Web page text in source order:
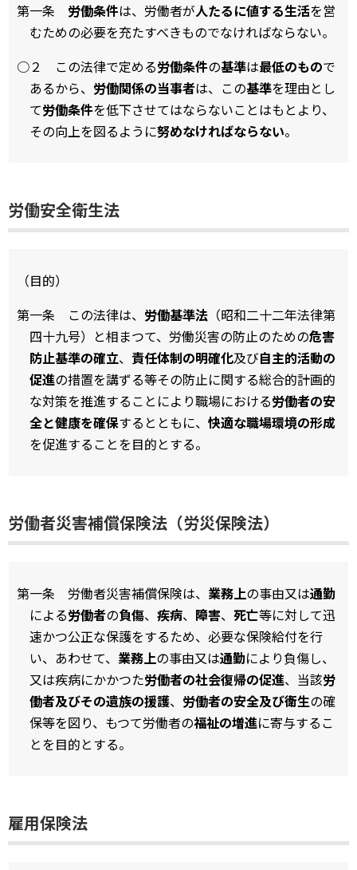
第一条 労働条件は、労働者が人たるに値する生活を営
むための必要を充たすべきものでなければならない。
○２ この法律で定める労働条件の基準は最低のもので
あるから、 労働関係の当事者は、この基準を理由とし
て労働条件を低下させてはならないことはもとより、
その向上を図るように努めなければならない。
労働安全衛生法
（目的）
第一条 この法律は、 労働基準法 （昭和二十二年法律第
四十九号）と相まつて、労働災害の防止のための危害
防止基準の確立、 責任体制の明確化及び自主的活動の
促進の措置を講ずる等その防止に関する総合的計画的
な対策を推進することにより職場における労働者の安
全と健康を確保するとともに、 快適な職場環境の形成
を促進することを目的とする。
労働者災害補償保険法（労災保険法）
第一条 労働者災害補償保険は、 業務上の事由又は通勤
による労働者の負傷、 疾病、 障害、 死亡等に対して迅
速かつ公正な保護をするため、必要な保険給付を行
い、あわせて、 業務上の事由又は通勤により負傷し、
又は疾病にかかつた労働者の社会復帰の促進、当該労
働者及びその遺族の援護、 労働者の安全及び衛生の確
保等を図り、もつて労働者の福祉の増進に寄与するこ
とを目的とする。
雇用保険法